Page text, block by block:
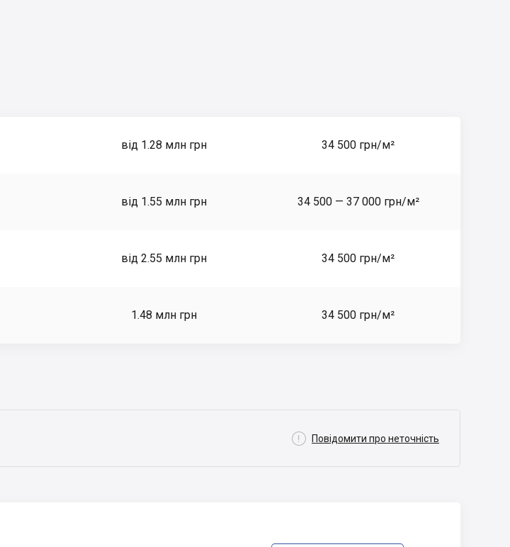
від 1.28 млн грн 34 500 грн/м²
від 1.55 млн грн 34 500 — 37 000 грн/м²
від 2.55 млн грн 34 500 грн/м²
1.48 млн грн 34 500 грн/м²
 Повідомити про неточність